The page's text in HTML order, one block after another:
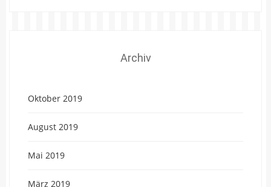
Archiv
Oktober 2019
August 2019
Mai 2019
März 2019